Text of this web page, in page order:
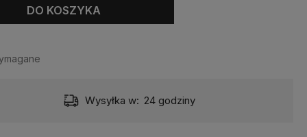
DO KOSZYKA
Wysyłka w: 24 godziny